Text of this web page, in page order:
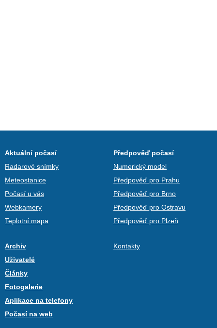
Aktuální počasí
Radarové snímky
Meteostanice
Počasí u vás
Webkamery
Teplotní mapa
Předpověď počasí
Numerický model
Předpověď pro Prahu
Předpověď pro Brno
Předpověď pro Ostravu
Předpověď pro Plzeň
Archiv
Uživatelé
Články
Fotogalerie
Aplikace na telefony
Počasí na web
Kontakty